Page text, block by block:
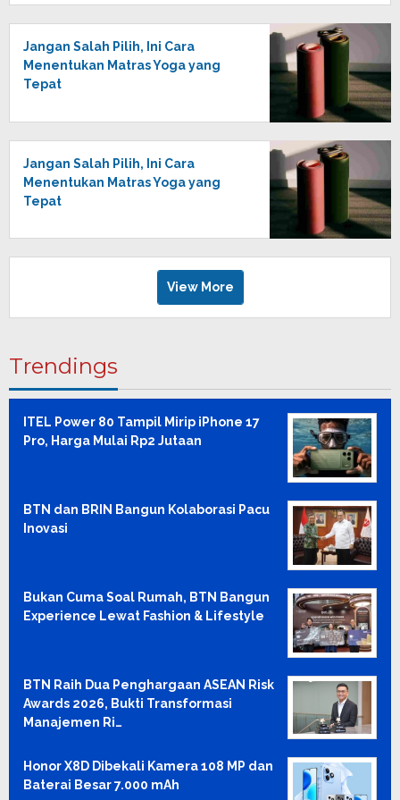
Jangan Salah Pilih, Ini Cara
Menentukan Matras Yoga yang
Tepat
Jangan Salah Pilih, Ini Cara
Menentukan Matras Yoga yang
Tepat
View More
Trendings
ITEL Power 80 Tampil Mirip iPhone 17
Pro, Harga Mulai Rp2 Jutaan
BTN dan BRIN Bangun Kolaborasi Pacu
Inovasi
Bukan Cuma Soal Rumah, BTN Bangun
Experience Lewat Fashion & Lifestyle
BTN Raih Dua Penghargaan ASEAN Risk
Awards 2026, Bukti Transformasi
Manajemen Ri…
Honor X8D Dibekali Kamera 108 MP dan
Baterai Besar 7.000 mAh